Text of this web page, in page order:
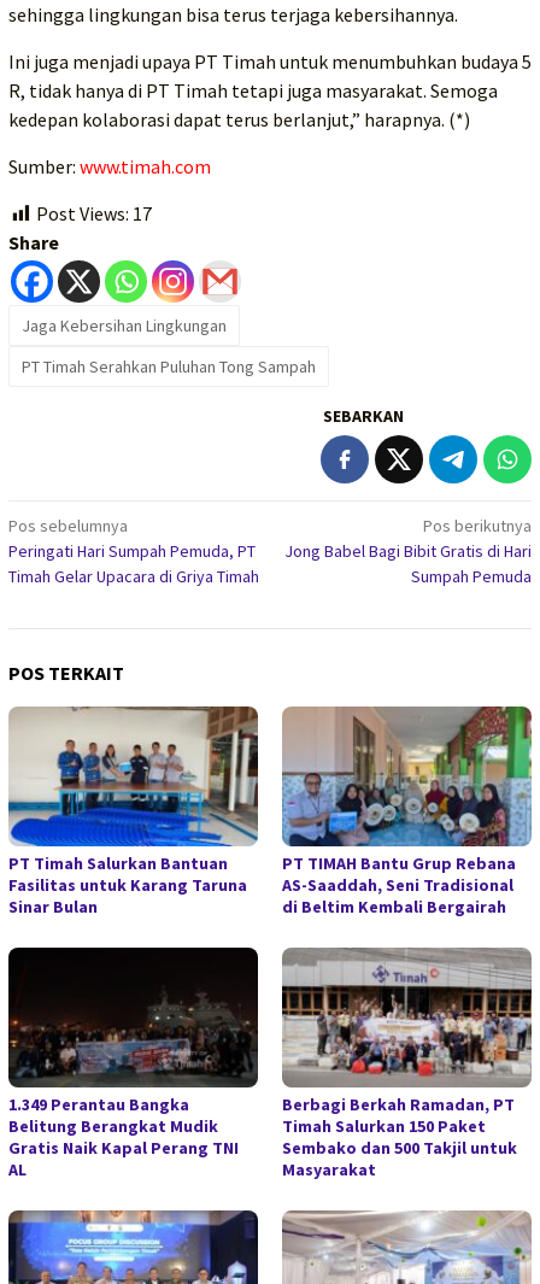
sehingga lingkungan bisa terus terjaga kebersihannya.
Ini juga menjadi upaya PT Timah untuk menumbuhkan budaya 5
R, tidak hanya di PT Timah tetapi juga masyarakat. Semoga
kedepan kolaborasi dapat terus berlanjut,” harapnya. (*)
Sumber: www.timah.com
Post Views: 17
Share
Jaga Kebersihan Lingkungan
PT Timah Serahkan Puluhan Tong Sampah
SEBARKAN
Navigasi
pos
Pos sebelumnya
Peringati Hari Sumpah Pemuda, PT
Timah Gelar Upacara di Griya Timah
Pos berikutnya
Jong Babel Bagi Bibit Gratis di Hari
Sumpah Pemuda
POS TERKAIT
PT Timah Salurkan Bantuan
Fasilitas untuk Karang Taruna
Sinar Bulan
PT TIMAH Bantu Grup Rebana
AS-Saaddah, Seni Tradisional
di Beltim Kembali Bergairah
1.349 Perantau Bangka
Belitung Berangkat Mudik
Gratis Naik Kapal Perang TNI
AL
Berbagi Berkah Ramadan, PT
Timah Salurkan 150 Paket
Sembako dan 500 Takjil untuk
Masyarakat